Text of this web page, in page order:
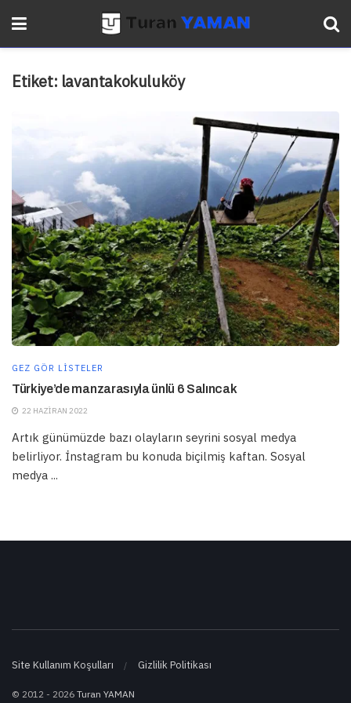
Etiket: lavantakokuluköy
GEZ GÖR LISTELER
Türkiye’de manzarasıyla ünlü 6 Salıncak
22 HAZIRAN 2022
Artık günümüzde bazı olayların seyrini sosyal medya
belirliyor. İnstagram bu konuda biçilmiş kaftan. Sosyal
medya ...
Site Kullanım Koşulları Gizlilik Politikası
© 2012 - 2026 Turan YAMAN